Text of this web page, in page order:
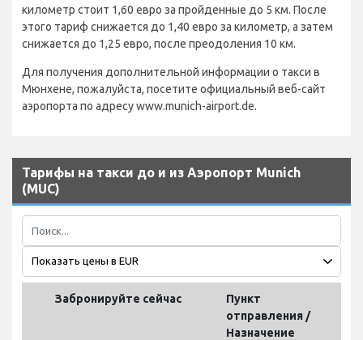
километр стоит 1,60 евро за пройденные до 5 км. После
этого тариф снижается до 1,40 евро за километр, а затем
снижается до 1,25 евро, после преодоления 10 км.
Для получения дополнительной информации о такси в
Мюнхене, пожалуйста, посетите официальный веб-сайт
аэропорта по адресу www.munich-airport.de.
Тарифы на такси до и из Аэропорт Munich
(MUC)
Забронируйте сейчас
Пункт
отправления /
Назначение